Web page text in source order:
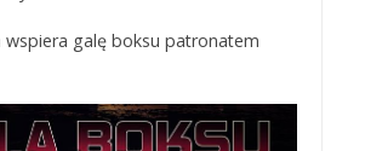
wspiera galę boksu patronatem